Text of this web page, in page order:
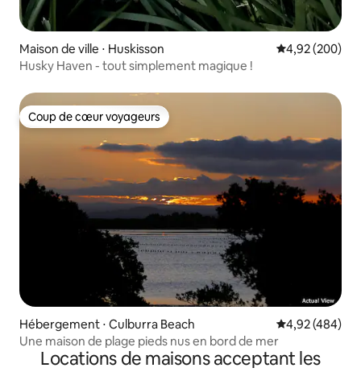
Maison de ville ⋅ Huskisson Évaluation
4,92 (200)
Husky Haven - tout simplement magique !
Coup de cœur voyageurs
Coup de cœur voyageurs
Hébergement ⋅ Culburra Beach Évaluation
4,92 (484)
Une maison de plage pieds nus en bord de mer
Locations de maisons acceptant les